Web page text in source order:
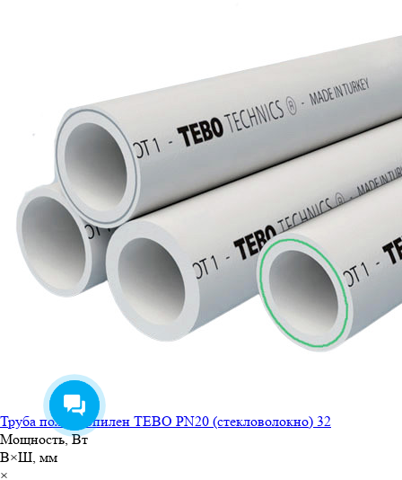
Труба полипропилен TEBO PN20 (стекловолокно) 32
Мощность, Вт
В×Ш, мм
×